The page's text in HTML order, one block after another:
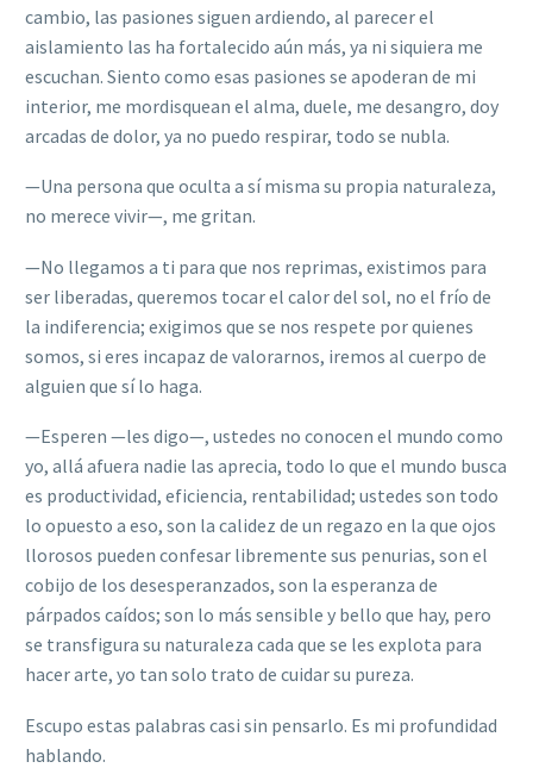
cambio, las pasiones siguen ardiendo, al parecer el
aislamiento las ha fortalecido aún más, ya ni siquiera me
escuchan. Siento como esas pasiones se apoderan de mi
interior, me mordisquean el alma, duele, me desangro, doy
arcadas de dolor, ya no puedo respirar, todo se nubla.
—Una persona que oculta a sí misma su propia naturaleza,
no merece vivir—, me gritan.
—No llegamos a ti para que nos reprimas, existimos para
ser liberadas, queremos tocar el calor del sol, no el frío de
la indiferencia; exigimos que se nos respete por quienes
somos, si eres incapaz de valorarnos, iremos al cuerpo de
alguien que sí lo haga.
—Esperen —les digo—, ustedes no conocen el mundo como
yo, allá afuera nadie las aprecia, todo lo que el mundo busca
es productividad, eficiencia, rentabilidad; ustedes son todo
lo opuesto a eso, son la calidez de un regazo en la que ojos
llorosos pueden confesar libremente sus penurias, son el
cobijo de los desesperanzados, son la esperanza de
párpados caídos; son lo más sensible y bello que hay, pero
se transfigura su naturaleza cada que se les explota para
hacer arte, yo tan solo trato de cuidar su pureza.
Escupo estas palabras casi sin pensarlo. Es mi profundidad
hablando.